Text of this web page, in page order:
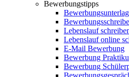
Bewerbungstipps
Lebenslauf
Lebenslauf online
E-Mail Bewerbung
Bewerbung
Bewerbung